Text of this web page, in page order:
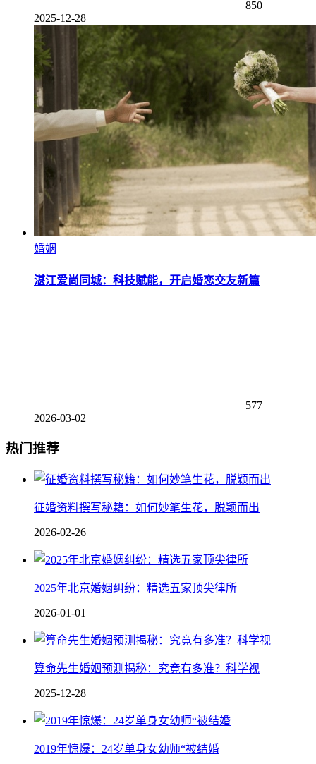
850
2025-12-28
婚姻
湛江爱尚同城：科技赋能，开启婚恋交友新篇
577
2026-03-02
热门推荐
征婚资料撰写秘籍：如何妙笔生花，脱颖而出
2026-02-26
2025年北京婚姻纠纷：精选五家顶尖律所
2026-01-01
算命先生婚姻预测揭秘：究竟有多准？科学视
2025-12-28
2019年惊爆：24岁单身女幼师“被结婚